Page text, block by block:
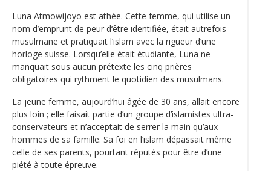
Luna Atmowijoyo est athée. Cette femme, qui utilise un
nom d’emprunt de peur d‘être identifiée, était autrefois
musulmane et pratiquait l’islam avec la rigueur d’une
horloge suisse. Lorsqu’elle était étudiante, Luna ne
manquait sous aucun prétexte les cinq prières
obligatoires qui rythment le quotidien des musulmans.
La jeune femme, aujourd’hui âgée de 30 ans, allait encore
plus loin ; elle faisait partie d’un groupe d’islamistes ultra-
conservateurs et n’acceptait de serrer la main qu’aux
hommes de sa famille. Sa foi en l’islam dépassait même
celle de ses parents, pourtant réputés pour être d’une
piété à toute épreuve.